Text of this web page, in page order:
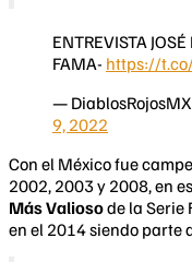
ENTREVISTA
FAMA- https://
—
9, 2022
Con el México fue
2002, 2003 y 2008, en
Más Valiosode la Serie
en el 2014 siendo parte